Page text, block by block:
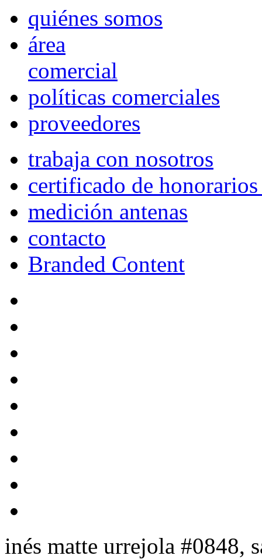
quiénes somos
área
comercial
políticas comerciales
proveedores
trabaja con nosotros
certificado de
medición antenas
contacto
Branded Content
inés matte urrejola #0848,